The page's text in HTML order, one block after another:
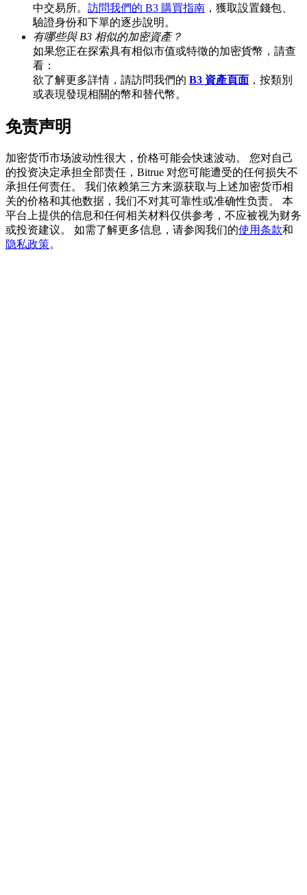
瓜分 500000 CASHCAT 獎池
BitMart 用戶遷移專享
註冊&交易贏 500,000 USDT
中交易所。 訪問我們的 B3 購買指南 ，獲取設置錢包、
驗證身份和下單的逐步說明。
有哪些與 B3 相似的加密資產？
如果您正在探索具有相似市值或特徵的加密貨幣，請查
看：
欲了解更多詳情，請訪問我們的 B3 資產頁面 ，按類別
或表現發現相關的幣和替代幣。
免责声明
加密货币市场波动性很大，价格可能会快速波动。 您对自己
的投资决定承担全部责任，Bitrue 对您可能遭受的任何损失不
承担任何责任。 我们依赖第三方来源获取与上述加密货币相
关的价格和其他数据，我们不对其可靠性或准确性负责。 本
平台上提供的信息和任何相关材料仅供参考，不应被视为财务
或投资建议。 如需了解更多信息，请参阅我们的使用条款和
隐私政策。